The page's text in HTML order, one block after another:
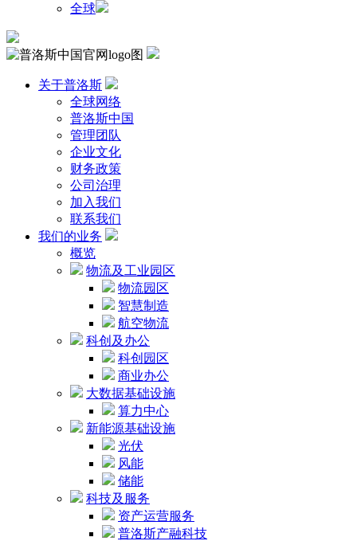
全球
关于普洛斯
全球网络
普洛斯中国
管理团队
企业文化
财务政策
公司治理
加入我们
联系我们
我们的业务
概览
物流及工业园区
物流园区
智慧制造
航空物流
科创及办公
科创园区
商业办公
大数据基础设施
算力中心
新能源基础设施
光伏
风能
储能
科技及服务
资产运营服务
普洛斯产融科技